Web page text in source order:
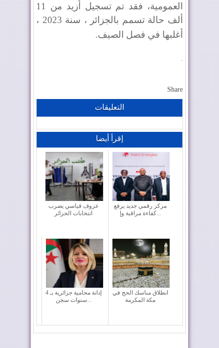
العمومية، فقد تم تسجيل أزيد من 11
ألف حالة تسمم بالجزائر ، سنة 2023 ،
أغلبها في فصل الصيف.
Share
التعليقات
إقرأ أيضا
عزوف قياسي يضرب
انتخابات الجزائر
مركز رقمي جديد يرفع
كفاءة مراقبة وإ...
إدانة محامية جزائرية بـ 4
انطلاق مناسك الحج في
مكة المكرمة